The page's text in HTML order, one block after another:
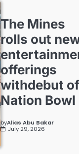
The Mines
rolls out
offerings
withdebut
Nation Bowl
byAlias Abu Bakar
July 29, 2026